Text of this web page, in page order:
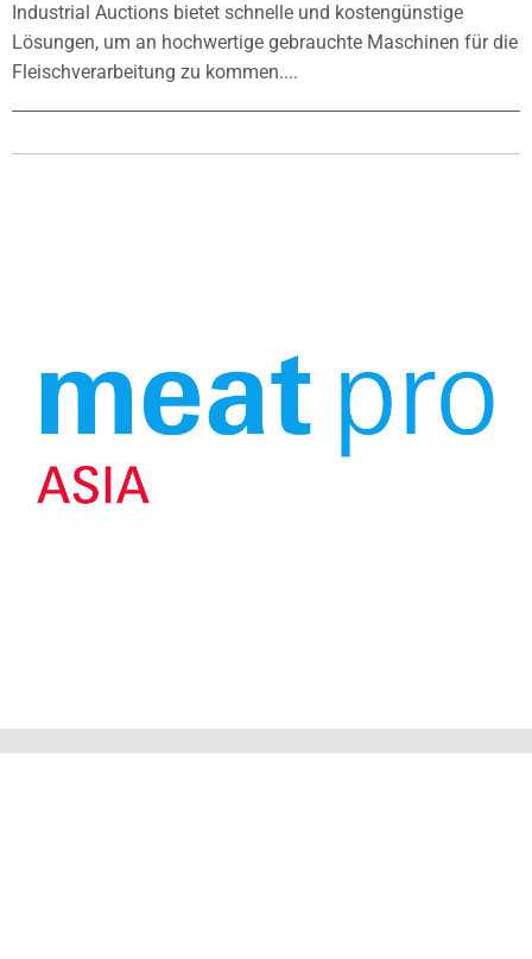
Industrial Auctions bietet schnelle und kostengünstige
Lösungen, um an hochwertige gebrauchte Maschinen für die
Fleischverarbeitung zu kommen....